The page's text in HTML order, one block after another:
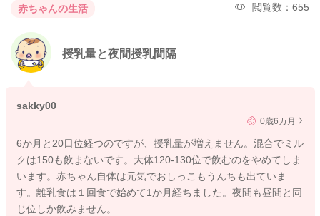
赤ちゃんの生活 閲覧数：655
授乳量と夜間授乳間隔
sakky00
0歳6カ月
6か月と20日位経つのですが、授乳量が増えません。混合でミル
クは150も飲まないです。大体120-130位で飲むのをやめてしま
います。赤ちゃん自体は元気でおしっこもうんちも出ていま
す。離乳食は１回食で始めて1か月経ちました。夜間も昼間と同
じ位しか飲みません。